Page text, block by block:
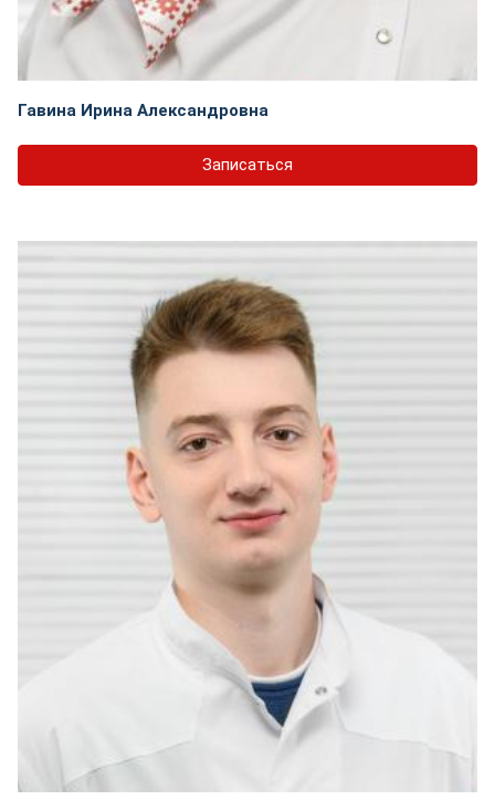
Гавина Ирина Александровна
Записаться